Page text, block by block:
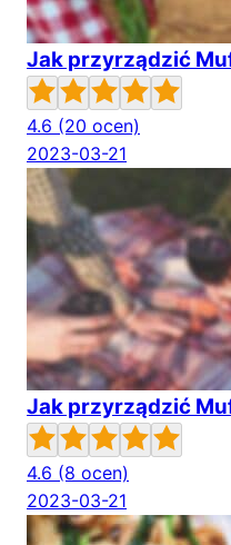
Jak przyrządzić
4.6 (20 ocen)
2023-03-21
Jak przyrządzić
4.6 (8 ocen)
2023-03-21